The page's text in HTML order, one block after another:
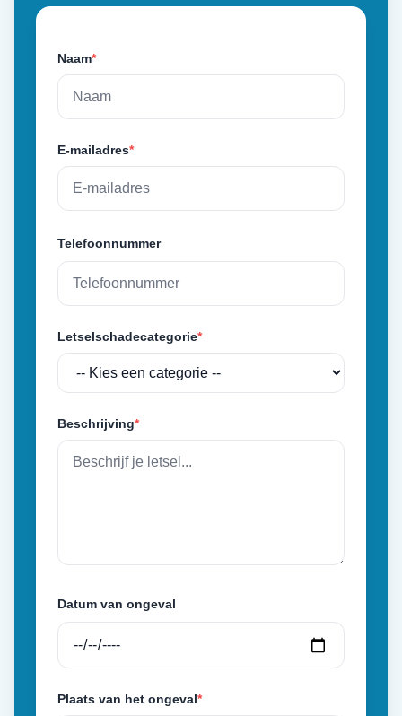
Naam*
E-mailadres*
Telefoonnummer
Letselschadecategorie*
Beschrijving*
Datum van ongeval
Plaats van het ongeval*